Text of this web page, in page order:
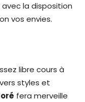
la disposition
vos envies.
libre cours à
styles et
fera merveille